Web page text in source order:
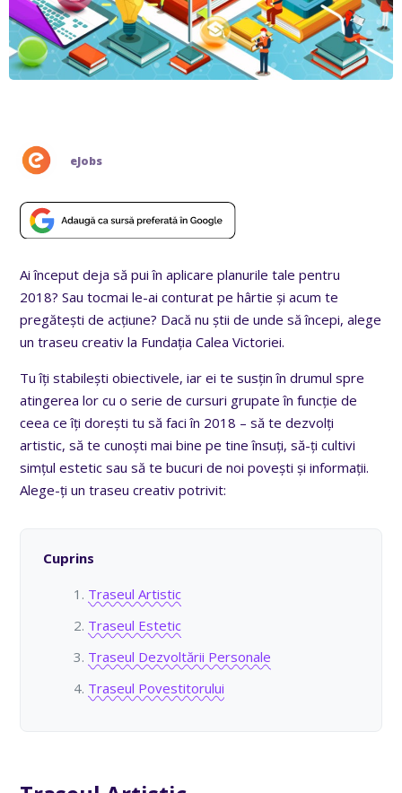
eJobs
Ai început deja să pui în aplicare planurile tale pentru
2018? Sau tocmai le-ai conturat pe hârtie și acum te
pregătești de acțiune? Dacă nu știi de unde să începi, alege
un traseu creativ la Fundația Calea Victoriei.
Tu îți stabilești obiectivele, iar ei te susțin în drumul spre
atingerea lor cu o serie de cursuri grupate în funcție de
ceea ce îți dorești tu să faci în 2018 – să te dezvolți
artistic, să te cunoști mai bine pe tine însuți, să-ți cultivi
simțul estetic sau să te bucuri de noi povești și informații.
Alege-ți un traseu creativ potrivit:
Cuprins
Traseul Artistic
Traseul Estetic
Traseul Dezvoltării Personale
Traseul Povestitorului